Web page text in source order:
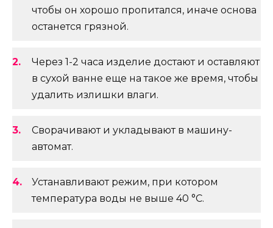
чтобы он хорошо пропитался, иначе основа
останется грязной.
Через 1-2 часа изделие достают и оставляют
в сухой ванне еще на такое же время, чтобы
удалить излишки влаги.
Сворачивают и укладывают в машину-
автомат.
Устанавливают режим, при котором
температура воды не выше 40 °С.